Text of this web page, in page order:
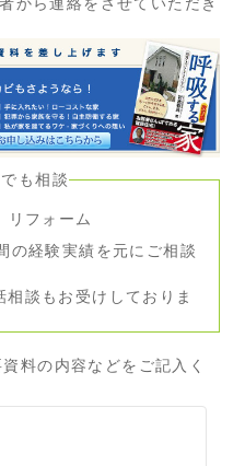
も相談
リフォーム
経験実績を元にご相談
談もお受けしておりま
料の内容などをご記入く